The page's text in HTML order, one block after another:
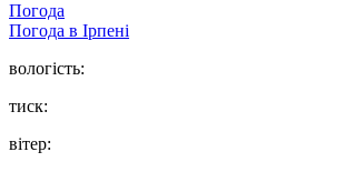
Погода
Погода в Ірпені
вологість:
тиск:
вітер: